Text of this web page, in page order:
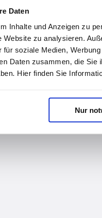
Daten
Inhalte und Anzeigen zu
Website zu analysieren.
für soziale Medien,
Daten zusammen, die
Hier finden Sie
Nur